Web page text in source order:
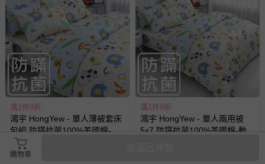
滿1件9折
鴻宇 HongYew - 單人薄被套床
包組 防蹣抗菌100%美國棉-動
物ABC-米
滿1件9折
鴻宇 HongYew - 單人兩用被
5x7 防蹣抗菌100%美國棉-動物
購物車